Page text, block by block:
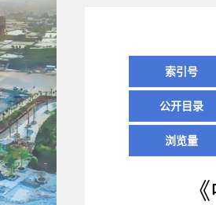
索引号
公开目录
浏览量